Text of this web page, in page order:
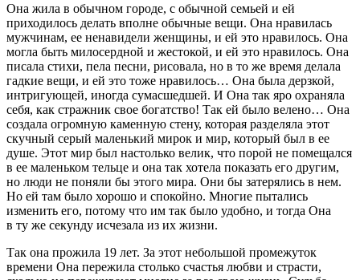
Она жила в обычном городе, с обычной семьей и ей
приходилось делать вполне обычные вещи. Она нравилась
мужчинам, ее ненавидели женщины, и ей это нравилось. Она
могла быть милосердной и жестокой, и ей это нравилось. Она
писала стихи, пела песни, рисовала, но в то же время делала
гадкие вещи, и ей это тоже нравилось… Она была дерзкой,
интригующей, иногда сумасшедшей. И Она так яро охраняла
себя, как стражник свое богатство! Так ей было велено… Она
создала огромную каменную стену, которая разделяла этот
скучный серый маленький мирок и мир, который был в ее
душе. Этот мир был настолько велик, что порой не помещался
в ее маленьком тельце и она так хотела показать его другим,
но люди не поняли бы этого мира. Они бы затерялись в нем.
Но ей там было хорошо и спокойно. Многие пытались
изменить его, потому что им так было удобно, и тогда Она
в ту же секунду исчезала из их жизни.
Так она прожила 19 лет. За этот небольшой промежуток
времени Она пережила столько счастья любви и страсти,